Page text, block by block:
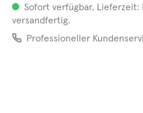
Sofort verfügbar, Lieferzeit:
versandfertig.
Professioneller